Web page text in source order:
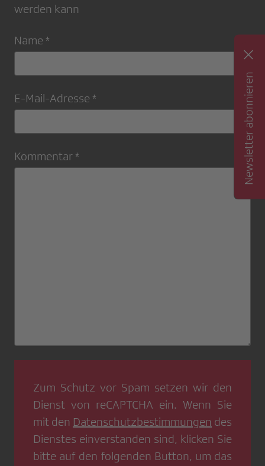
werden kann
Name *
E-Mail-Adresse *
Kommentar *
Zum Schutz vor Spam setzen wir den
Dienst von reCAPTCHA ein. Wenn Sie
mit den Datenschutzbestimmungen des
Dienstes einverstanden sind, klicken Sie
bitte auf den folgenden Button, um das
Newsletter abonnieren